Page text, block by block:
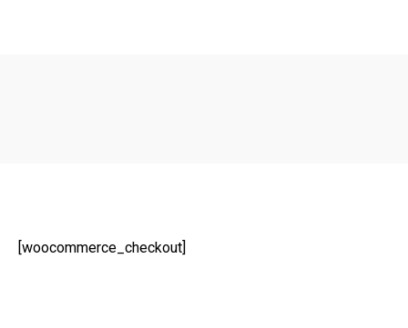
[woocommerce_checkout]